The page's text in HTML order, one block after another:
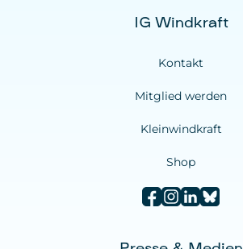
IG Windkraft
Kontakt
Mitglied werden
Kleinwindkraft
Shop
https://www.microsoft.com/de-